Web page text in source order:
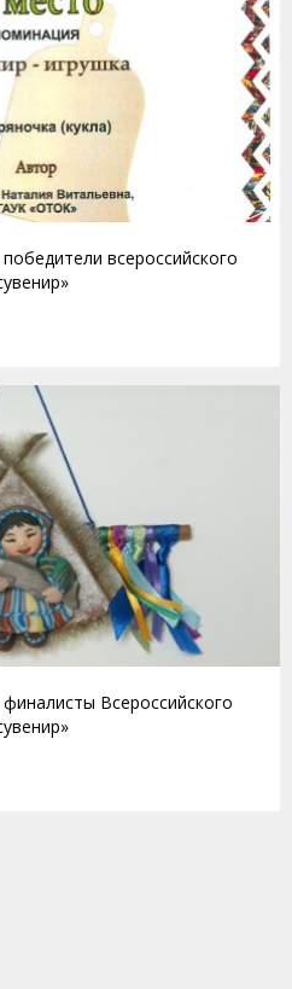
всероссийского
Всероссийского